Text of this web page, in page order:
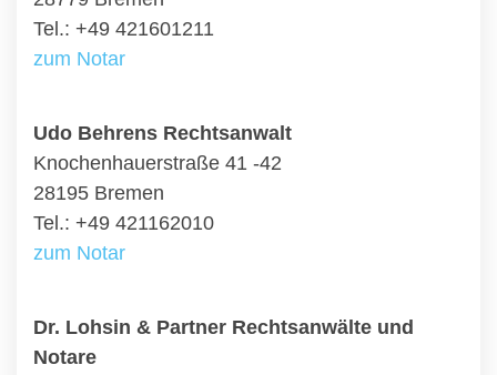
Tel.: +49 421601211
zum Notar
Udo Behrens Rechtsanwalt
Knochenhauerstraße 41 -42
28195 Bremen
Tel.: +49 421162010
zum Notar
Dr. Lohsin & Partner Rechtsanwälte und
Notare